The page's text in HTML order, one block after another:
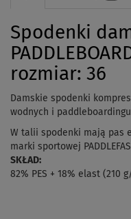
Spodenki
rozmiar: 36
Damskie spodenki
wodnych i
W talii spodenki mają pas
marki sportowej
SKŁAD:
82% PES + 18% elast (210